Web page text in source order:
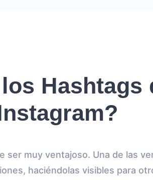
Hashtags
ser muy ventajoso. Una de las
haciéndolas visibles para